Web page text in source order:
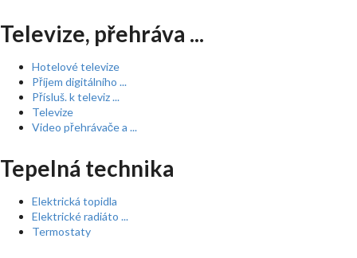
Televize, přehráva ...
Hotelové televize
Příjem digitálního ...
Přísluš. k televiz ...
Televize
Video přehrávače a ...
Tepelná technika
Elektrická topidla
Elektrické radiáto ...
Termostaty